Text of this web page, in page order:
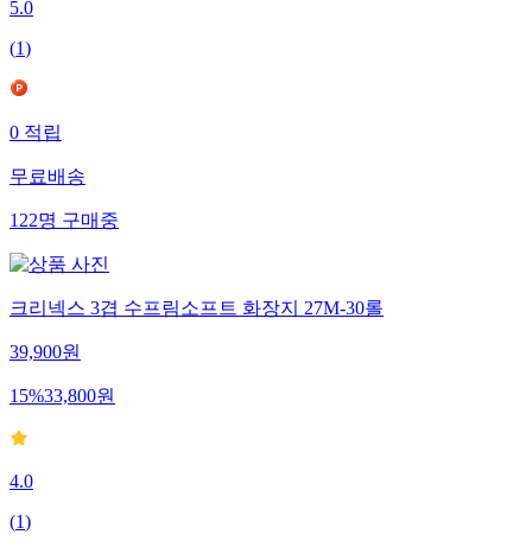
5.0
(1)
0적립
무료배송
122명구매중
크리넥스 3겹 수프림소프트 화장지 27M-30롤
39,900원
15%33,800원
4.0
(1)